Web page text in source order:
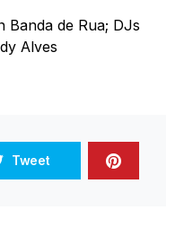
Banda de Rua; DJs
Alves
Tweet